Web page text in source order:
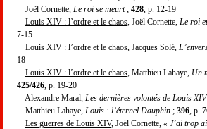
Joël Cornette, Le roi se meurt; 428 , p. 12-19
Louis XIV : l’ordre et le chaos , Joël Cornette, Le roi
7-15
Louis XIV : l’ordre et le chaos , Jacques Solé,
18
Louis XIV : l’ordre et le chaos , Matthieu Lahaye, Un
425/426 , p. 19-20
Alexandre Maral, Les dernières volontés de Louis XIV
Matthieu Lahaye, Louis : l’éternel Dauphin ; 396 , p.
Les guerres de Louis XIV, Joël Cornette, « J’ai trop